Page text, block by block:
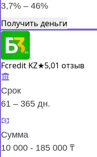
3,7% – 46%
Получить деньги
Fcredit KZ★5,01 отзыв
Срок
61 – 365 дн.
Сумма
10 000 - 185 000 ₸